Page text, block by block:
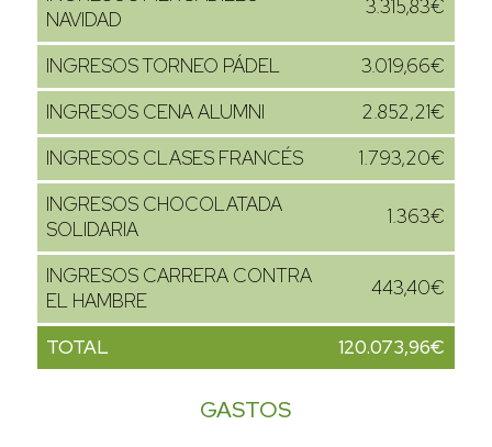
NAVIDAD
3.315,83€
INGRESOS TORNEO PÁDEL
3.019,66€
INGRESOS CENA ALUMNI
2.852,21€
INGRESOS CLASES FRANCÉS
1.793,20€
INGRESOS CHOCOLATADA
SOLIDARIA
1.363€
INGRESOS CARRERA CONTRA
EL HAMBRE
443,40€
TOTAL 120.073,96€
GASTOS